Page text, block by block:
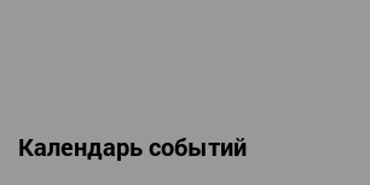
Календарь событий